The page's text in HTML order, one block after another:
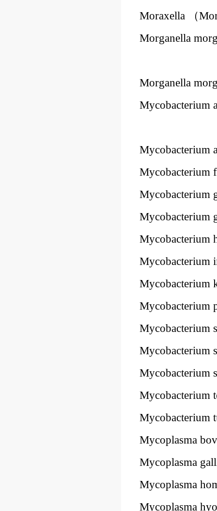
Moraxella （
Morganella
Morganella
Mycobacterium
Mycobacterium
Mycobacterium
Mycobacterium
Mycobacterium
Mycobacterium
Mycobacterium
Mycobacterium
Mycobacterium
Mycobacterium
Mycobacterium
Mycobacterium
Mycobacterium
Mycobacterium
Mycoplasma
Mycoplasma
Mycoplasma
Mycoplasma